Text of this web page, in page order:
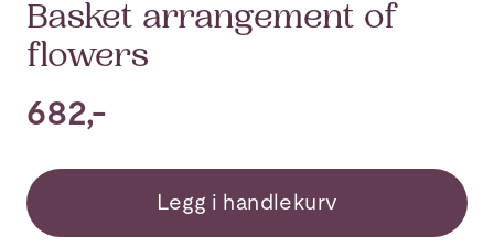
Basket arrangement of
flowers
682,-
Legg i handlekurv